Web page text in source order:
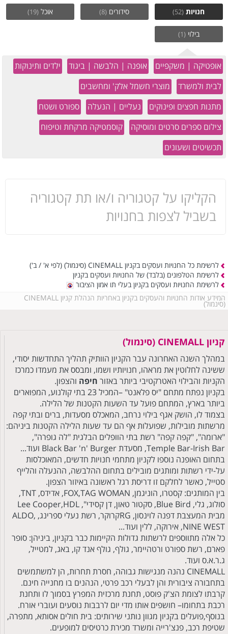
חנויות (52) סידורים (8) אוכל(19)
בילוי(1)
אופטיקה | משקפיים אופנה | הלבשה | ביגוד
ילדים ותינוקות
לבית ולמשרד
מוצרי חשמל אלק' ומחשבים
מתנות חפצים ופינוקים
נעליים | הנעלה
ספורט ושטח
צילום ספרים סרטים ומוסיקה
קוסמטיקה מרקחת וטיפוח
תכשיטים ושעונים
הקליקו על קטגוריה ו/או תת קטגוריה
בשביל לצפות בחנויות
לרשימת כל החנויות ועסקים בקניון CINEMALL (סינמול)
(לפי א' / ב')
לרשימת הטלפונים (בלבד) של החנויות ועסקים בקניון
לרשימת החנויות ועסקים בקניון בעלי תו אמון הציבור
המידע אודות החנויות והעסקים בקניון באחריות הנהלת קניון CINEMALL
(סינמול)
קניון CINEMALL (סינמול)
במהלך השנה האחרונה עבר הקניון הוותיק תהליך התחדשות יסודי,
ששינה לחלוטין את מראהו, חנויותיו ושמו, ומבסס את מעמדו כמרכז
הקניות והבילוי האטרקטיבי ביותר באזור חיפה והצפון.
בקניון נפתח מתחם "יס פלאנט" –המכיל 23 בתי קולנוע, המפוארים
ביותר בארץ, המתחם פועל עד השעות הקטנות של הלילה.
בצמוד לו, הושק אגף בילוי נרחב, המאכלס מסעדות, ברים ובתי קפה
מרשתות מובילות, שפועלות אף הם עד שעות הלילה הקטנות ביניהם:
"ארומה", "קפה קפה" רשת בתי הוופלים הבלגית "לה גופרה",
Temple Bar-Irish Bar, מסעדת Black Bar 'n' Burger ועוד...
בתחום האופנה נוספו לקניון מתחמי חנויות חדשים, המאוכלסות
על-ידי רשתות ומותגים מובילים בתחום ההלבשה, ההנעלה והלייף
סטייל, כאשר לחלקם זו דריסת רגל ראשונה באיזור הצפון.
בין המותגים: קסטרו, הוניגמן, FOX,TAG WOMAN, אדידס, TNT,
סולוג, גלי, Blue Bird, סקטור טאון, דן קסידי", Lee Cooper,HDL
מבית המעצבת דפנה לוינסון, RGקרוקר, רשת נעלי ספרינג, ALDO,
NINE WEST, אירוקה, ללין ועוד...
כל אלה מתווספים לרשתות גדולות הקיימות כבר בקניון, ביניהן: סופר
פארם, רשת ספורט ורטהיימר, גולף, גולף אנד קו, באג, למטייל,
ג.ר.א.ס ועוד.
CINEMALL נהנה מנגישות גבוהה, חסרת תחרות, הן למשתמשים
בתחבורה ציבורית והן לבעלי רכב פרטי, הנהנים בו מחנייה חינם.
קרבתו לצומת הצ'ק פוסט, תחנת מרכזית המפרץ בסמוך לו ותחנת
רכבת בתחומו– חושפים אותו מדי יום לרבבות נוסעים ועוברי אורח.
בנוסף,פועלים בקניון מגוון נותני שירותים: בית חולים אסותא, מתפרה,
שטיפת רכב, פנצ'רייה ומשרד מכירת כרטיסים למופעים.